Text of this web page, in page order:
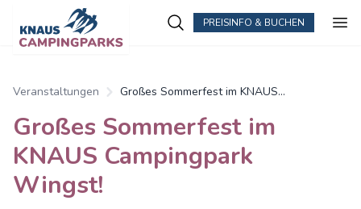
PREISINFO & BUCHEN
Veranstaltungen
Großes Sommerfest im KNAUS
Großes Sommerfest im
KNAUS Campingpark
Wingst!